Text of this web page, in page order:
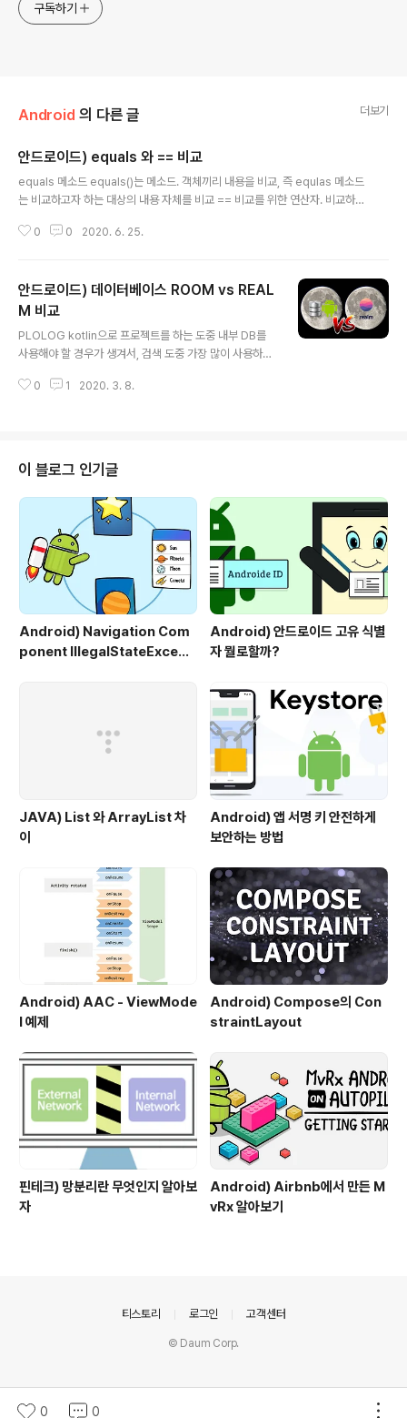
구독하기
Android 의 다른 글 더보기
안드로이드) equals 와 == 비교
equals 메소드 equals()는 메소드. 객체끼리 내용을 비교, 즉 equlas 메소드
는 비교하고자 하는 대상의 내용 자체를 비교 == 비교를 위한 연산자. 비교하고
할 때 equals와 == 중에 어느 것을 써야 할까요? null은 객체가 아니라서 equ
Info.get("Owner") || userInfo.get("Onwer") == null)
0 0 2020. 6. 25.
안드로이드) 데이터베이스 ROOM vs REAL
M 비교
PLOLOG kotlin으로 프로젝트를 하는 도중 내부 DB를
사용해야 할 경우가 생겨서, 검색 도중 가장 많이 사용하는
정장애가 있어 어떤 것이 더 끌릴지를 먼저 알아보고 결정
화 레이어를 제공하므로 sqlite의 모든 기능 사용 가능 - 6
4kb의 적은 용량 , realm에 비하면 아주 적은 용량 - 메서
드의 수가 적기 때문에 dex 크기 제한에도 고민하지 않아
도 됨 - sql query문을 작성할 줄 알아야 함 - live data
를 몇 가지 단계만 거치면 쉽게 ..
0 1 2020. 3. 8.
이 블로그 인기글
Android) Navigation Com
ponent IllegalStateExcepti
Android) 안드로이드 고유 식별
자 뭘로할까?
JAVA) List 와 ArrayList 차
이
Android) 앱 서명 키 안전하게
보안하는 방법
Android) AAC - ViewMode
l 예제
Android) Compose의 Con
straintLayout
핀테크) 망분리란 무엇인지 알아보
자
Android) Airbnb에서 만든 M
vRx 알아보기
0 0
티스토리 로그인 고객센터
© Daum Corp.